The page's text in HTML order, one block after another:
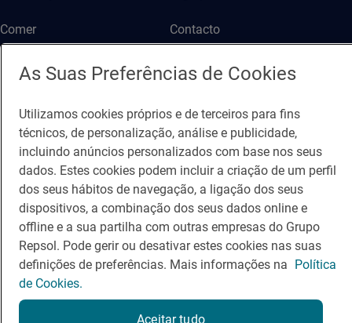
Comer
Contacto
Política de Privacidade Política de Cookies Nota legal
Termos de Serviço
© Repsol S.A. 2000- 2026
As Suas Preferências de Cookies
Utilizamos cookies próprios e de terceiros para fins
técnicos, de personalização, análise e publicidade,
incluindo anúncios personalizados com base nos seus
dados. Estes cookies podem incluir a criação de um perfil
dos seus hábitos de navegação, a ligação dos seus
dispositivos, a combinação dos seus dados online e
offline e a sua partilha com outras empresas do Grupo
Repsol. Pode gerir ou desativar estes cookies nas suas
definições de preferências. Mais informações na Política
de Cookies.
Aceitar tudo